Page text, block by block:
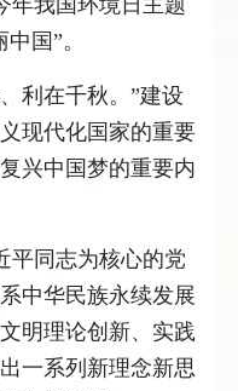
年我国环境日主题
国”。
利在千秋。”建设
现代化国家的重要
兴中国梦的重要内
平同志为核心的党
中华民族永续发展
明理论创新、实践
一系列新理念新思